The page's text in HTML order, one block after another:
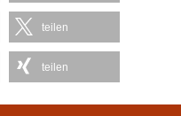
teilen
teilen